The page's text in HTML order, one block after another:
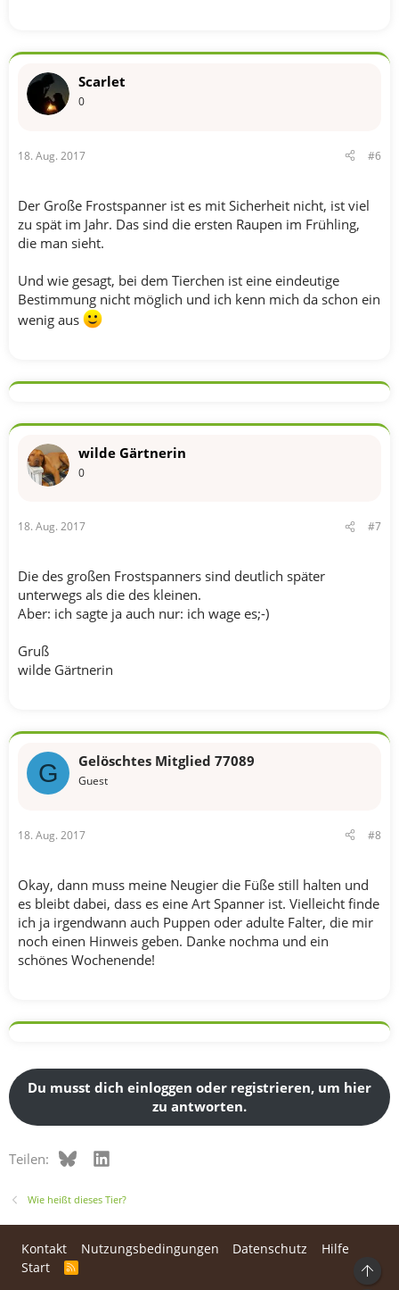
Scarlet
0
18. Aug. 2017 #6
Der Große Frostspanner ist es mit Sicherheit nicht, ist viel
zu spät im Jahr. Das sind die ersten Raupen im Frühling,
die man sieht.
Und wie gesagt, bei dem Tierchen ist eine eindeutige
Bestimmung nicht möglich und ich kenn mich da schon ein
wenig aus
wilde Gärtnerin
0
18. Aug. 2017 #7
Die des großen Frostspanners sind deutlich später
unterwegs als die des kleinen.
Aber: ich sagte ja auch nur: ich wage es;-)
Gruß
wilde Gärtnerin
G Gelöschtes Mitglied 77089
Guest
18. Aug. 2017 #8
Okay, dann muss meine Neugier die Füße still halten und
es bleibt dabei, dass es eine Art Spanner ist. Vielleicht finde
ich ja irgendwann auch Puppen oder adulte Falter, die mir
noch einen Hinweis geben. Danke nochma und ein
schönes Wochenende!
Du musst dich einloggen oder registrieren, um hier
zu antworten.
Teilen: BlueskyLinkedIn
Wie heißt dieses Tier?
Kontakt Nutzungsbedingungen Datenschutz
Hilfe
Start
R